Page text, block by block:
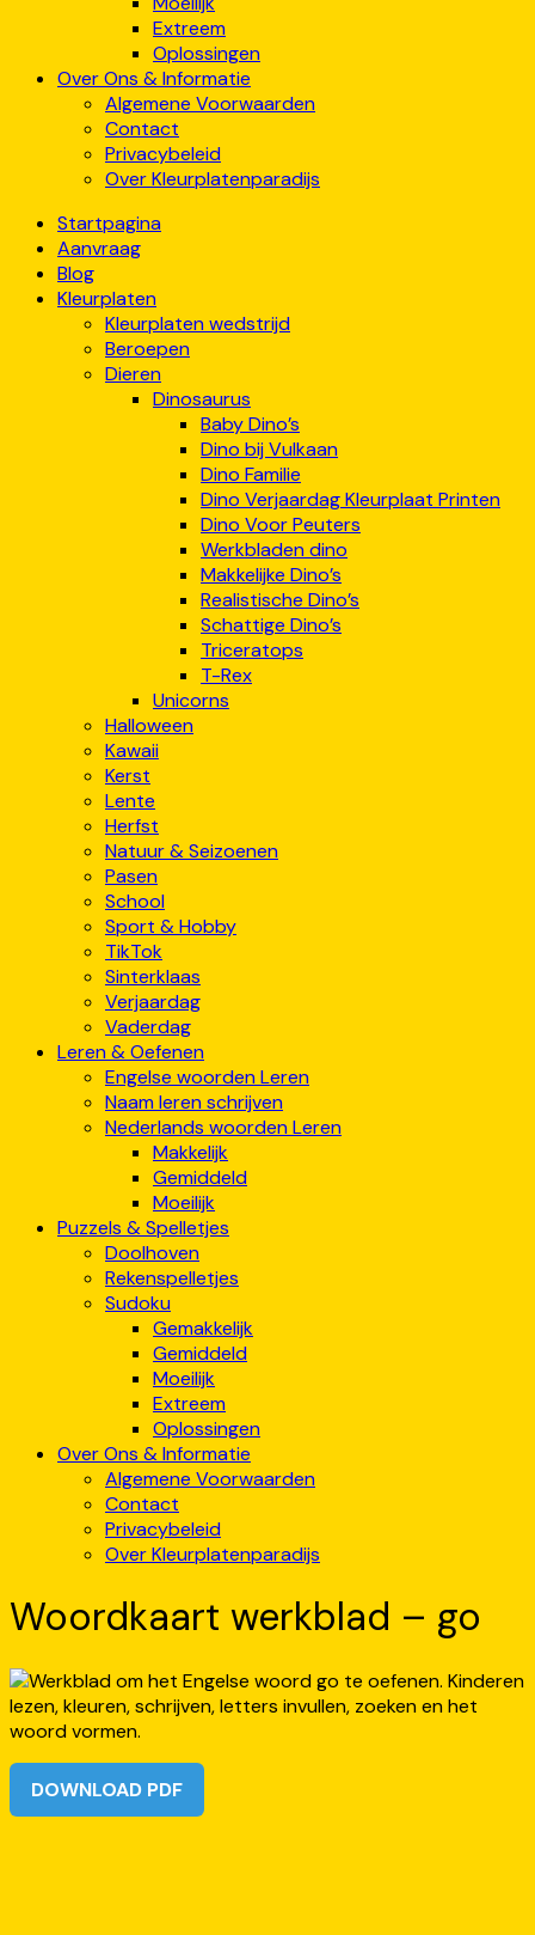
Extreem
Oplossingen
Over Ons & Informatie
Algemene Voorwaarden
Contact
Privacybeleid
Over Kleurplatenparadijs
Startpagina
Aanvraag
Blog
Kleurplaten
Kleurplaten wedstrijd
Beroepen
Dieren
Dinosaurus
Baby Dino’s
Dino bij Vulkaan
Dino Familie
Dino Verjaardag Kleurplaat Printen
Dino Voor Peuters
Werkbladen dino
Makkelijke Dino’s
Realistische Dino’s
Schattige Dino’s
Triceratops
T-Rex
Unicorns
Halloween
Kawaii
Kerst
Lente
Herfst
Natuur & Seizoenen
Pasen
School
Sport & Hobby
TikTok
Sinterklaas
Verjaardag
Vaderdag
Leren & Oefenen
Engelse woorden Leren
Naam leren schrijven
Nederlands woorden Leren
Makkelijk
Gemiddeld
Moeilijk
Puzzels & Spelletjes
Doolhoven
Rekenspelletjes
Sudoku
Gemakkelijk
Gemiddeld
Moeilijk
Extreem
Oplossingen
Over Ons & Informatie
Algemene Voorwaarden
Contact
Privacybeleid
Over Kleurplatenparadijs
Woordkaart werkblad – go
DOWNLOAD PDF